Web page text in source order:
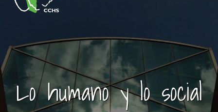
Lo humano y lo social